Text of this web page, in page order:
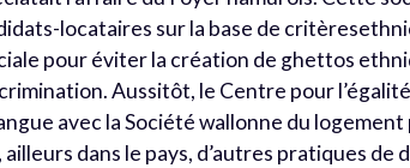
locataires sur la base de
pour éviter la création de ghettos
Aussitôt, le Centre pour
avec la Société wallonne du
dans le pays, d’autres pratiques